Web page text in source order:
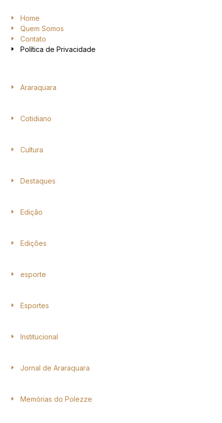
Home
Quem Somos
Contato
Política de Privacidade
Araraquara
Cotidiano
Cultura
Destaques
Edição
Edições
esporte
Esportes
Institucional
Jornal de Araraquara
Memórias do Polezze